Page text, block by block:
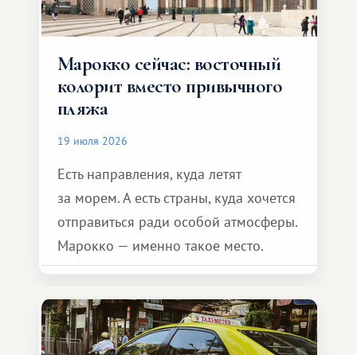
Марокко сейчас: восточный
колорит вместо привычного
пляжа
19 июля 2026
Есть направления, куда летят
за морем. А есть страны, куда хочется
отправиться ради особой атмосферы.
Марокко — именно такое место.